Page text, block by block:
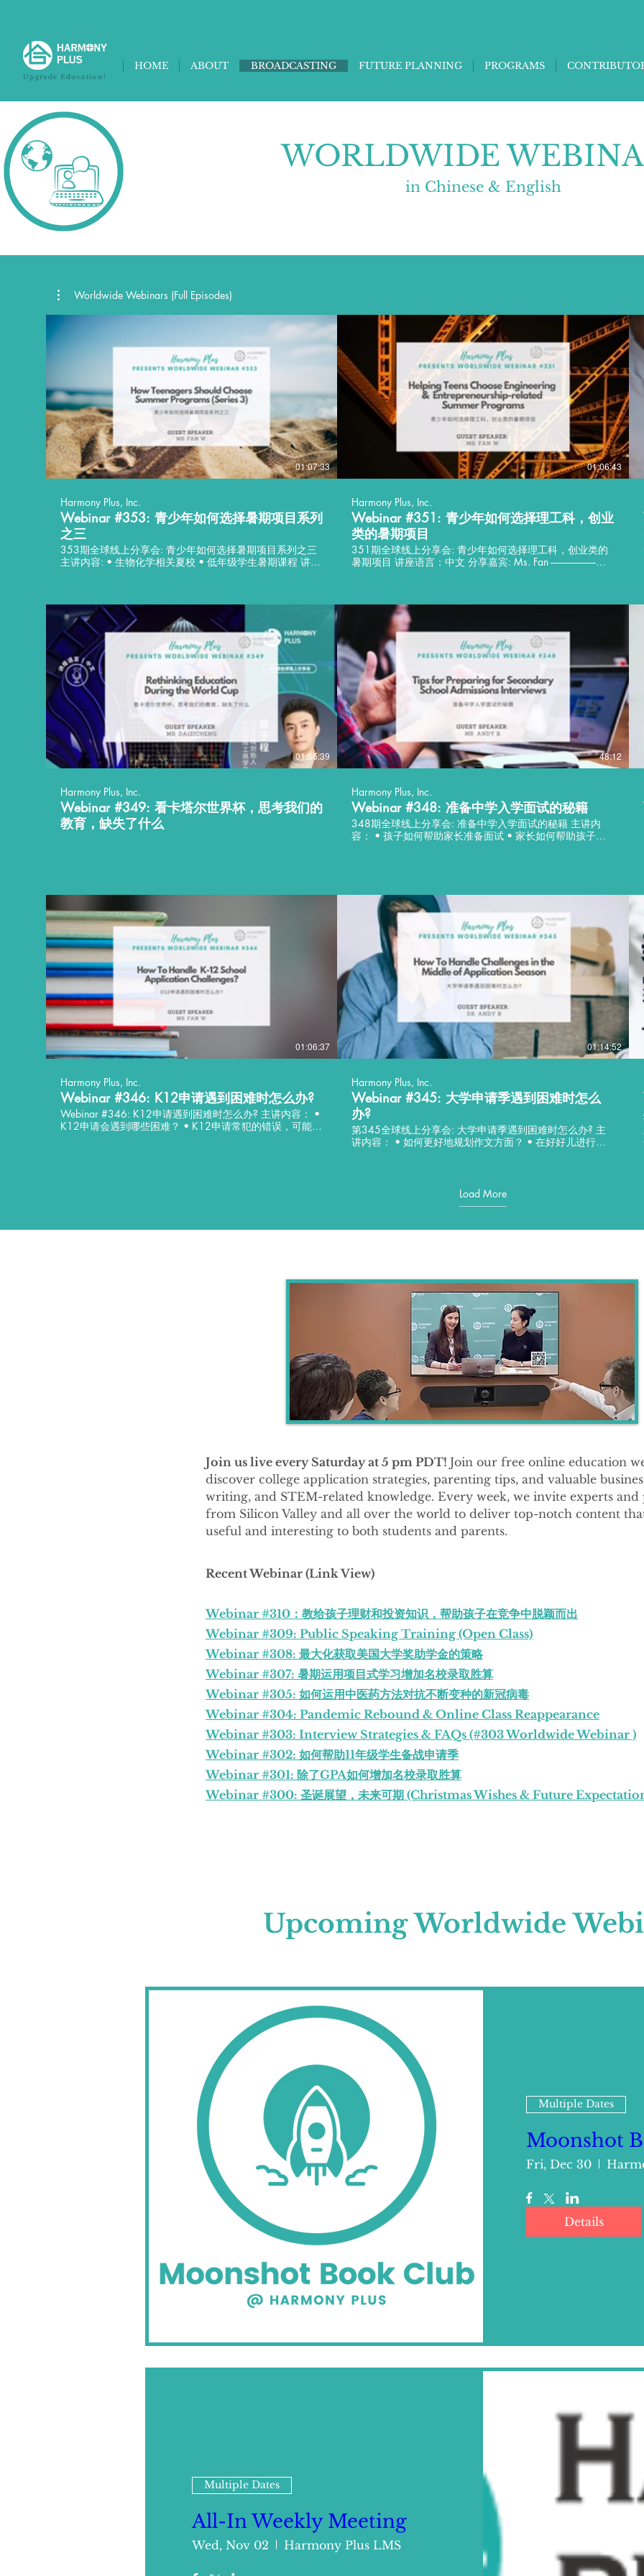
HOME ABOUT BROADCASTING FUTURE PLANNING PROGRAMS
Upgrade Education!
WORLDWIDE
​in Chinese & English
Worldwide Webinars (Full Episodes)
01:07:33
Harmony Plus, Inc.
Webinar #353: 青少年如何选择暑期项目系列
之三
353期全球线上分享会: 青少年如何选择暑期项目系列之三
主讲内容: • 生物化学相关夏校 • 低年级学生暑期课程 讲座
summer programs • Summer program for high-school
juniors Language: Chinese Guest Speaker: Fan W. Host: Fan
W.
01:06:43
Harmony Plus, Inc.
Webinar #351: 青少年如何选择理工科，创业
类的暑期项目
351期全球线上分享会: 青少年如何选择理工科，创业类的
暑期项目 讲座语言：中文 分享嘉宾: Ms. Fan ---------------------
01:55:39
Harmony Plus, Inc.
Webinar #349: 看卡塔尔世界杯，思考我们的
教育，缺失了什么
48:12
Harmony Plus, Inc.
Webinar #348: 准备中学入学面试的秘籍
348期全球线上分享会: 准备中学入学面试的秘籍 主讲内
容： • 孩子如何帮助家长准备面试 • 家长如何帮助孩子准
Worldwide Webinar #348: Tips for Preparing for
Secondary School Admissions Interviews Key Takeaways: •
How children can help parents prepare for interviews •
How parents can help their children prepare for interviews •
How to flexibly use interview principles instead of
memorizing 'lines' Language: Chinese Guest Speaker: •
Ph.D. in Cultural Anthropology • Has served as an interview
consultant for students and parents long-term • Engaged in
cultural research for many years, mastered professional
knowledge including body language, rhetoric, cross-cultural
communication, etc.
01:06:37
Harmony Plus, Inc.
Webinar #346: K12申请遇到困难时怎么办?
Webinar #346: K12申请遇到困难时怎么办? 主讲内容： •
K12申请会遇到哪些困难？ • K12申请常犯的错误，可能遇
01:14:52
Harmony Plus, Inc.
Webinar #345: 大学申请季遇到困难时怎么
办?
第345全球线上分享会: 大学申请季遇到困难时怎么办? 主
讲内容： • 如何更好地规划作文方面？ • 在好好儿进行自
Takeaways: • How to better plan essay writing? •
Planning Application Strategy Operations • American with
a Ph.D. in Art Anthropology, Minzu University of China •
Exposure to a variety of professions and industries in five
national educational contexts
Load More
Join us live every Saturday at 5 pm PDT! Join our free online education
discover college application strategies, parenting tips, and valuable
writing, and STEM-related knowledge. Every week, we invite experts and
from Silicon Valley and all over the world to deliver top-notch content
useful and interesting to both students and parents.
Recent Webinar (Link View)
Webinar #310：教给孩子理财和投资知识，帮助孩子在竞争中脱颖而出
Webinar #309: Public Speaking Training (Open Class)
Webinar #308: 最大化获取美国大学奖助学金的策略
Webinar #307: 暑期运用项目式学习增加名校录取胜算
Webinar #305: 如何运用中医药方法对抗不断变种的新冠病毒
Webinar #304: Pandemic Rebound & Online Class Reappearance
Webinar #303: Interview Strategies & FAQs (#303 Worldwide Webinar )
Webinar #302: 如何帮助11年级学生备战申请季
Webinar #301: 除了GPA如何增加名校录取胜算
Webinar #300: 圣诞展望，未来可期 (Christmas Wishes & Future
Upcoming Worldwide
Multiple Dates
Moonshot
Fri, Dec 30
Details
Multiple Dates
All-In Weekly Meeting
Wed, Nov 02 Harmony Plus LMS